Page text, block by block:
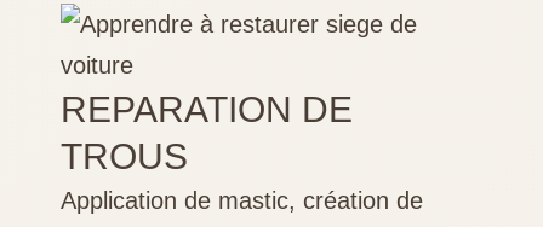
REPARATION DE
TROUS
Application de mastic, création de